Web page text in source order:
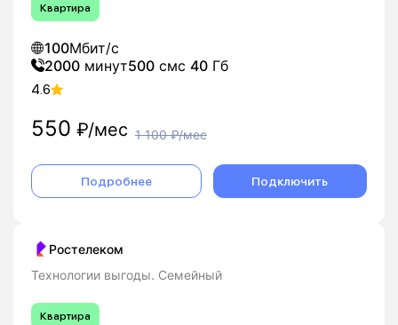
Квартира
100Мбит/с
2000 минут500 смс 40 Гб
4.6
550 ₽/мес 1 100₽/мес
Подробнее Подключить
Ростелеком
Технологии выгоды. Семейный
Квартира